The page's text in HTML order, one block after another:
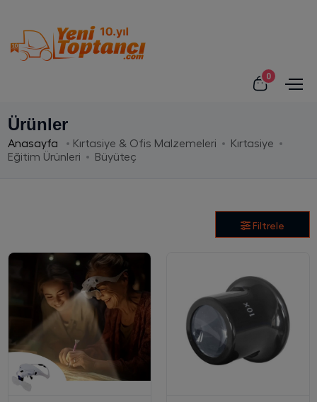
0
Ürünler
Anasayfa Kırtasiye & Ofis Malzemeleri
Kırtasiye
Eğitim Ürünleri
Büyüteç
Filtrele